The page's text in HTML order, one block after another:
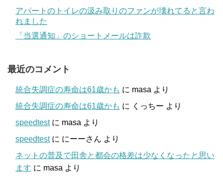
アパートのトイレの汲み取りのファンが壊れてると言わ
れました
「当選通知」のショートメールは詐欺
最近のコメント
統合失調症の寿命は61歳かも に masa より
統合失調症の寿命は61歳かも に くっちー より
speedtestに masa より
speedtestに にーーさん より
ネットの普及で田舎と都会の格差は少なくなったと思い
ます に masa より